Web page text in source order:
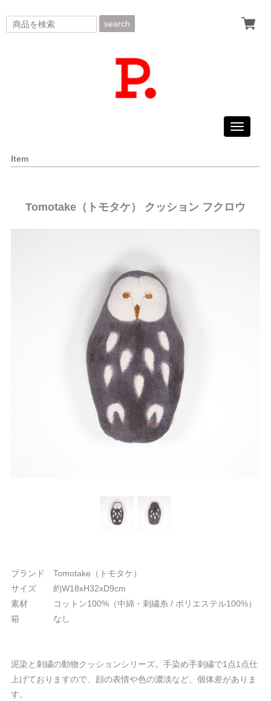
search
Toggle
Item
Tomotake（トモタケ） クッション フクロウ
ブランド Tomotake（トモタケ）
サイズ 約W18xH32xD9cm
素材 コットン100%（中綿・刺繍糸 / ポリエステル100%）
箱 なし
泥染と刺繍の動物クッションシリーズ。手染め手刺繍で1点1点仕
上げておりますので、顔の表情や色の濃淡など、個体差がありま
す。